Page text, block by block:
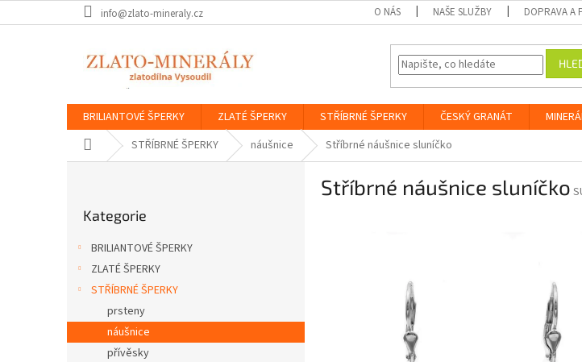
na
info@zlato-mineraly.cz O NÁS NAŠE SLUŽBY DOPRAVA A
BRILIANTOVÉ ŠPERKY ZLATÉ ŠPERKY STŘÍBRNÉ ŠPERKY ČESKÝ GRANÁT
Domů STŘÍBRNÉ ŠPERKY náušnice Stříbrné náušnice sluníčko
a
kategorie
Kategorie
BRILIANTOVÉ ŠPERKY
ZLATÉ ŠPERKY
STŘÍBRNÉ ŠPERKY
prsteny
náušnice
přívěsky
Stříbrné náušnice sluníčko